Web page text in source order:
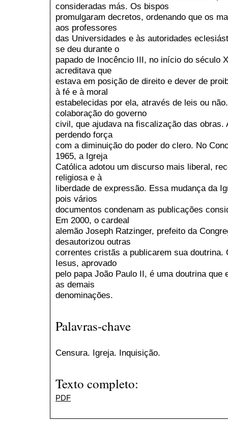
consideradas más. Os bispos
promulgaram decretos, ordenando que os
aos professores
das Universidades e às autoridades
se deu durante o
papado de Inocêncio III, no início do século
acreditava que
estava em posição de direito e dever de
à fé e à moral
estabelecidas por ela, através de leis ou
colaboração do governo
civil, que ajudava na fiscalização das obras.
perdendo força
com a diminuição do poder do clero. No
1965, a Igreja
Católica adotou um discurso mais liberal,
religiosa e à
liberdade de expressão. Essa mudança da
pois vários
documentos condenam as publicações
Em 2000, o cardeal
alemão Joseph Ratzinger, prefeito da
desautorizou outras
correntes cristãs a publicarem sua doutrina.
Iesus, aprovado
pelo papa João Paulo II, é uma doutrina
as demais
denominações.
Palavras-chave
Censura. Igreja. Inquisição.
Texto completo:
PDF